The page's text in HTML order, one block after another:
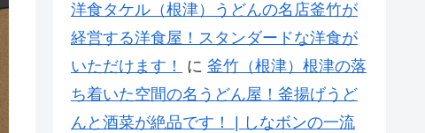
洋食タケル（根津）うどんの名店釜竹が
経営する洋食屋！スタンダードな洋食が
いただけます！
に 釜竹（根津）根津の落
ち着いた空間の名うどん屋！釜揚げうど
んと酒菜が絶品です！ | しなボンの一流